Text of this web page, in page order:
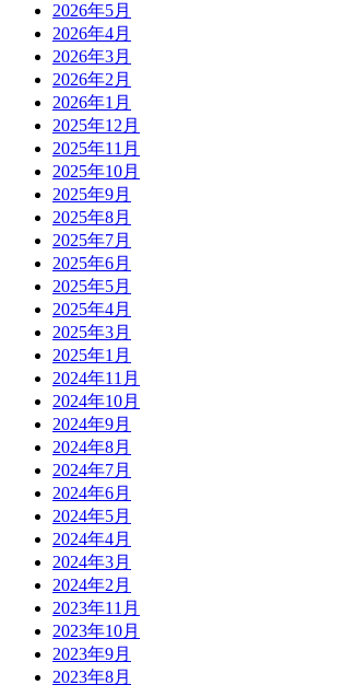
2026年5月
2026年4月
2026年3月
2026年2月
2026年1月
2025年12月
2025年11月
2025年10月
2025年9月
2025年8月
2025年7月
2025年6月
2025年5月
2025年4月
2025年3月
2025年1月
2024年11月
2024年10月
2024年9月
2024年8月
2024年7月
2024年6月
2024年5月
2024年4月
2024年3月
2024年2月
2023年11月
2023年10月
2023年9月
2023年8月